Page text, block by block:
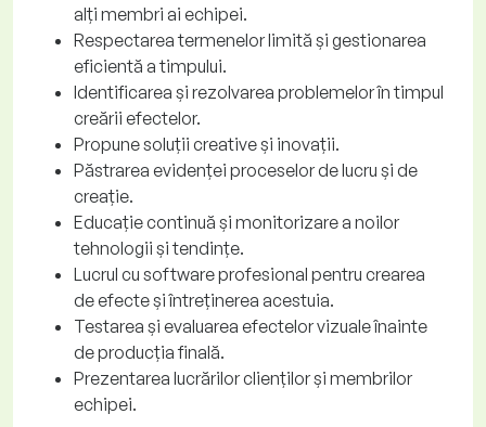
alți membri ai echipei.
Respectarea termenelor limită și gestionarea
eficientă a timpului.
Identificarea și rezolvarea problemelor în timpul
creării efectelor.
Propune soluții creative și inovații.
Păstrarea evidenței proceselor de lucru și de
creație.
Educație continuă și monitorizare a noilor
tehnologii și tendințe.
Lucrul cu software profesional pentru crearea
de efecte și întreținerea acestuia.
Testarea și evaluarea efectelor vizuale înainte
de producția finală.
Prezentarea lucrărilor clienților și membrilor
echipei.